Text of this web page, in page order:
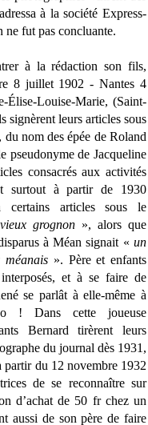
à la société Express-
ne fut pas concluante.
à la rédaction son fils,
8 juillet 1902 - Nantes 4
Louise-Marie, (Saint-
leurs articles sous
nom des épée de Roland
pseudonyme de Jacqueline
consacrés aux activités
surtout à partir de 1930
certains articles sous le
grognon», alors que
à Méan signait « un
méanais ». Père et enfants
et à se faire de
se parlât à elle-même à
! Dans cette joueuse
Bernard tirèrent leurs
du journal dès 1931,
partir du 12 novembre 1932
de se reconnaître sur
d’achat de 50 fr chez un
aussi de son père de faire